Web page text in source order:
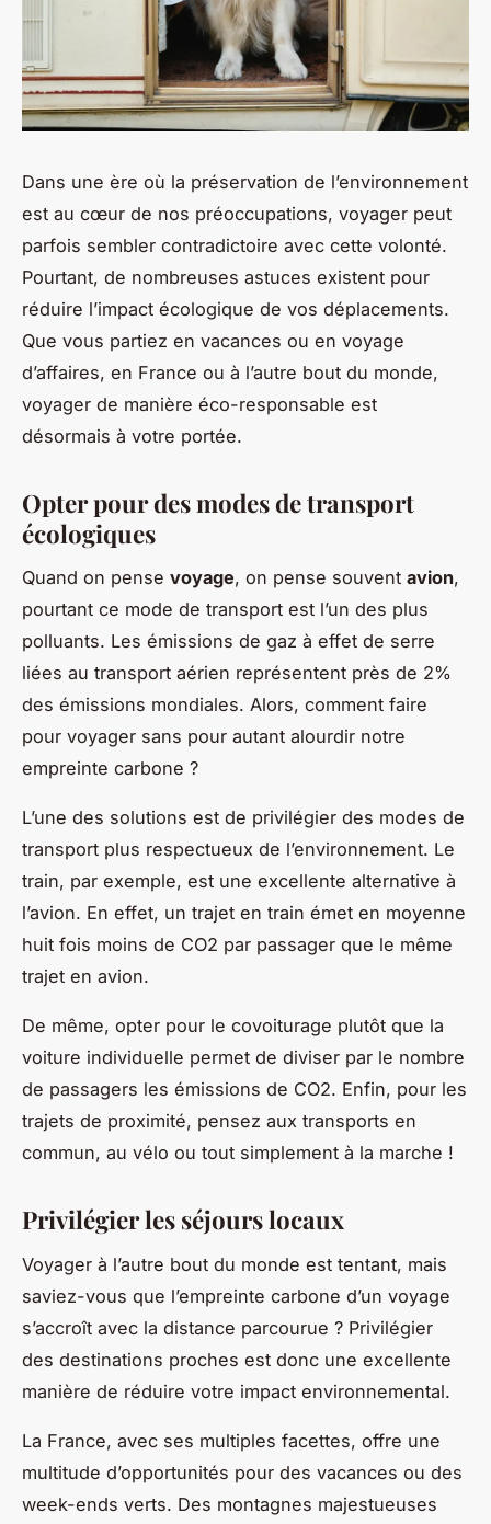
Dans une ère où la préservation de l’environnement
est au cœur de nos préoccupations, voyager peut
parfois sembler contradictoire avec cette volonté.
Pourtant, de nombreuses astuces existent pour
réduire l’impact écologique de vos déplacements.
Que vous partiez en vacances ou en voyage
d’affaires, en France ou à l’autre bout du monde,
voyager de manière éco-responsable est
désormais à votre portée.
Opter pour des modes de transport
écologiques
Quand on pense voyage, on pense souvent avion,
pourtant ce mode de transport est l’un des plus
polluants. Les émissions de gaz à effet de serre
liées au transport aérien représentent près de 2%
des émissions mondiales. Alors, comment faire
pour voyager sans pour autant alourdir notre
empreinte carbone ?
L’une des solutions est de privilégier des modes de
transport plus respectueux de l’environnement. Le
train, par exemple, est une excellente alternative à
l’avion. En effet, un trajet en train émet en moyenne
huit fois moins de CO2 par passager que le même
trajet en avion.
De même, opter pour le covoiturage plutôt que la
voiture individuelle permet de diviser par le nombre
de passagers les émissions de CO2. Enfin, pour les
trajets de proximité, pensez aux transports en
commun, au vélo ou tout simplement à la marche !
Privilégier les séjours locaux
Voyager à l’autre bout du monde est tentant, mais
saviez-vous que l’empreinte carbone d’un voyage
s’accroît avec la distance parcourue ? Privilégier
des destinations proches est donc une excellente
manière de réduire votre impact environnemental.
La France, avec ses multiples facettes, offre une
multitude d’opportunités pour des vacances ou des
week-ends verts. Des montagnes majestueuses